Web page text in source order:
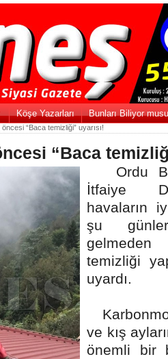
Köşe Yazarları Bunları Biliyor
öncesi “Baca temizliği” uyarısı!
“Baca
Ordu
İtfaiye
havaların
şu
gelmeden
temizliği
uyardı.
ve kış
önemli bir